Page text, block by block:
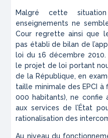
Malgré cette
enseignements ne
Cour regrette ainsi que
pas établi de bilan de
loi du 16 décembre
le projet de loi portant
de la République, en
taille minimale des EPCI
000 habitants), ne confie
aux services de l’État
rationalisation des
Au niveau du